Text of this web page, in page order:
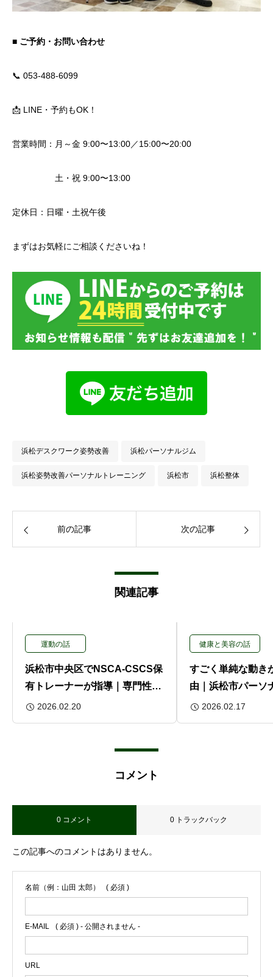
■ ご予約・お問い合わせ
📞 053-488-6099
📩 LINE・予約もOK！
営業時間：月～金 9:00〜13:00／15:00〜20:00
土・祝 9:00〜13:00
定休日：日曜・土祝午後
まずはお気軽にご相談くださいね！
浜松デスクワーク姿勢改善 浜松パーソナルジム
浜松姿勢改善パーソナルトレーニング 浜松市 浜松整体
前の記事 次の記事
関連記事
運動の話
浜松市中央区でNSCA-CSCS保
有トレーナーが指導｜専門性で
選ぶパーソナルジム
2026.02.20
健康と美容の話
すごく単純な動き
由｜浜松市パーソ
プライマリームー
2026.02.17
コメント
0 コメント 0 トラックバック
この記事へのコメントはありません。
名前（例：山田 太郎） ( 必須 )
E-MAIL ( 必須 ) - 公開されません -
URL